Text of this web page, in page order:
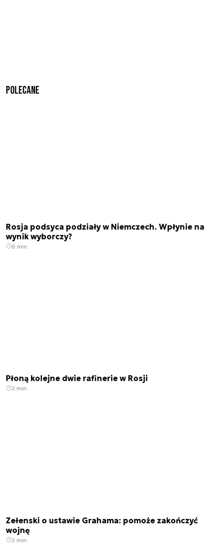
Polecane
Rosja podsyca podziały w Niemczech. Wpłynie na
wynik wyborczy?
6 min.
Płoną kolejne dwie rafinerie w Rosji
2 min.
Zełenski o ustawie Grahama: pomoże zakończyć
wojnę
2 min.